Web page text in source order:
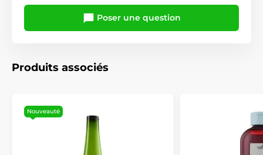
Poser une question
Produits associés
Nouveauté